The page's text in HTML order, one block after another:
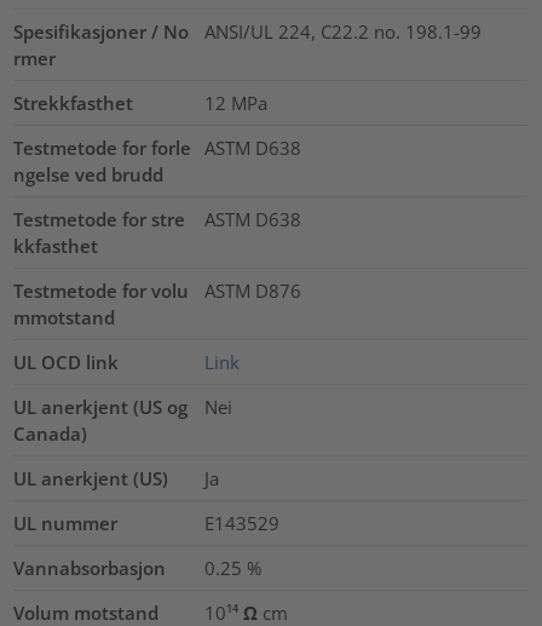
Spesifikasjoner / No
rmer
ANSI/UL 224, C22.2 no. 198.1-99
Strekkfasthet 12 MPa
Testmetode for forle
ngelse ved brudd
ASTM D638
Testmetode for stre
kkfasthet
ASTM D638
Testmetode for volu
mmotstand
ASTM D876
UL OCD link
Link
UL anerkjent (US og
Canada)
Nei
UL anerkjent (US)
Ja
UL nummer
E143529
Vannabsorbasjon
0.25 %
Volum motstand
10¹⁴ Ω cm